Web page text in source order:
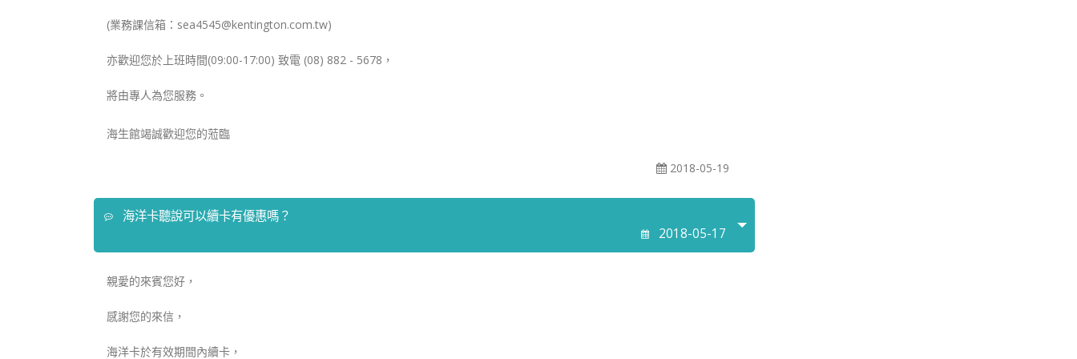
(業務課信箱：sea4545@kentington.com.tw)
亦歡迎您於上班時間(09:00-17:00) 致電 (08) 882 - 5678，
將由專人為您服務。
海生館竭誠歡迎您的蒞臨
2018-05-19
海洋卡聽說可以續卡有優惠嗎？
2018-05-17
親愛的來賓您好，
感謝您的來信，
海洋卡於有效期間內續卡，